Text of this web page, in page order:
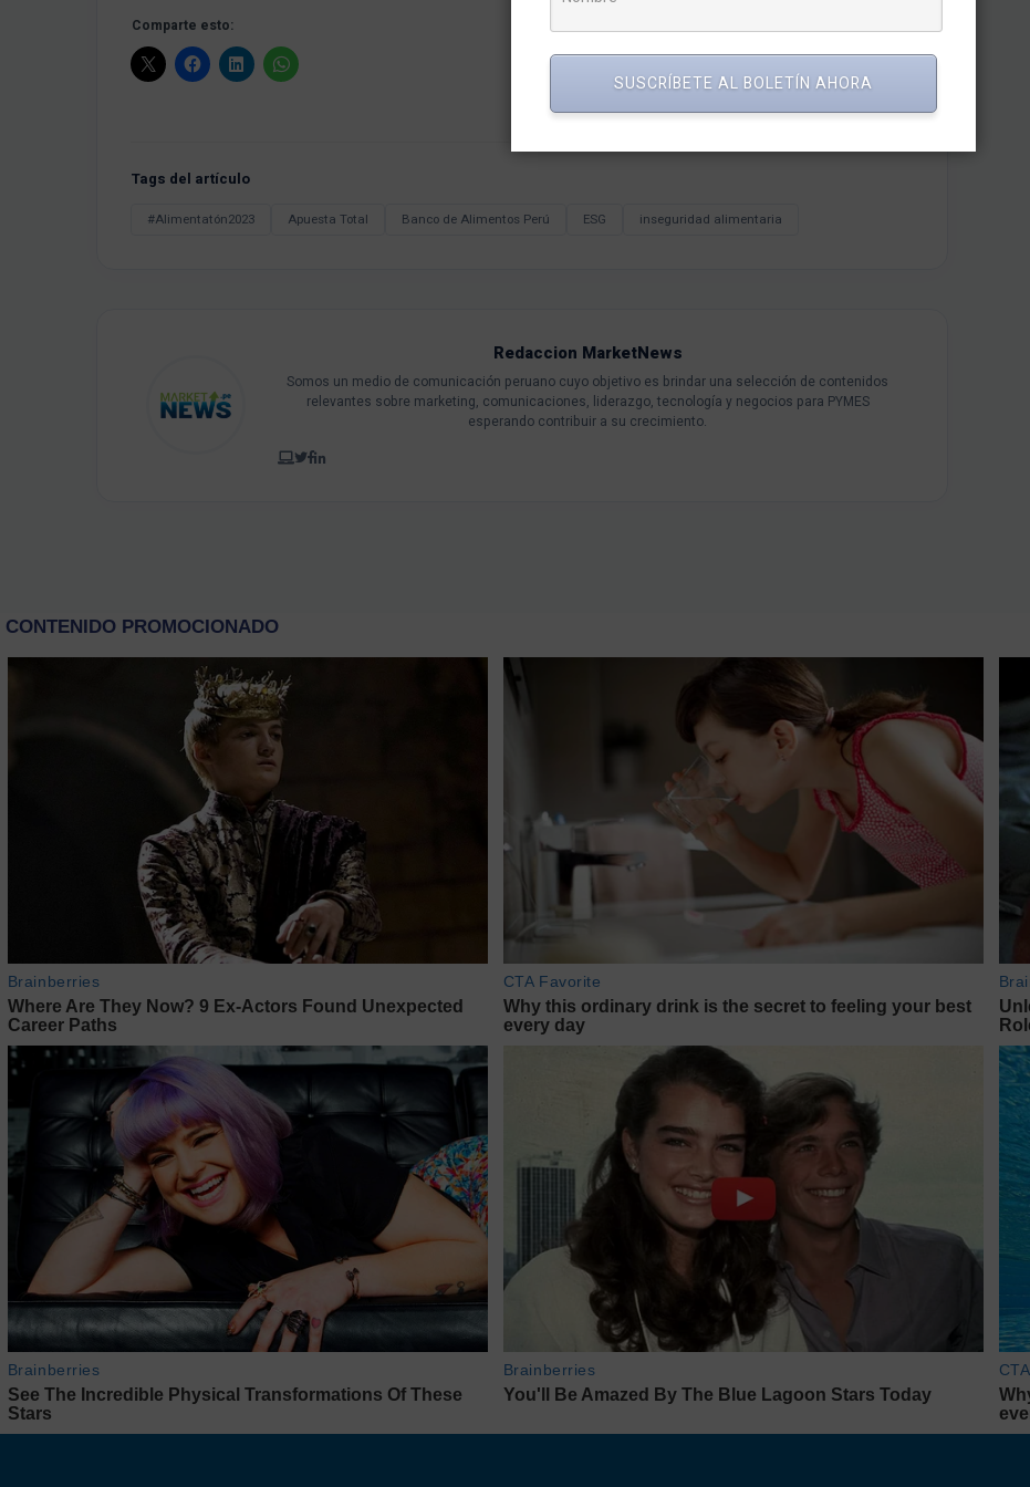
Comparte esto:
Tags del artículo
#Alimentatón2023 Apuesta Total Banco de Alimentos Perú ESG inseguridad alimentaria
Redaccion MarketNews
Somos un medio de comunicación peruano cuyo objetivo es brindar una selección de contenidos
relevantes sobre marketing, comunicaciones, liderazgo, tecnología y negocios para PYMES
esperando contribuir a su crecimiento.
SUSCRÍBETE AL BOLETÍN AHORA